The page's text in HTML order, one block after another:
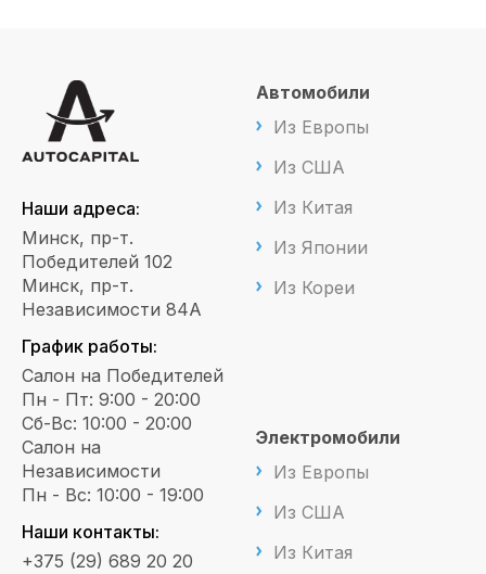
Наши адреса:
Минск, пр-т.
Победителей 102
Минск, пр-т.
Независимости 84А
График работы:
Салон на Победителей
Пн - Пт: 9:00 - 20:00
Сб-Вс: 10:00 - 20:00
Салон на
Независимости
Пн - Вс: 10:00 - 19:00
Наши контакты:
+375 (29) 689 20 20
Автомобили
Из Европы
Из США
Из Китая
Из Японии
Из Кореи
Электромобили
Из Европы
Из США
Из Китая